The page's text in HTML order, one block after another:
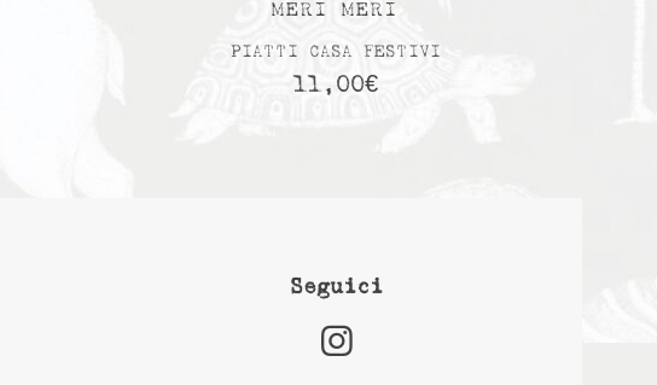
MERI MERI
PIATTI CASA FESTIVI
11,00€
Seguici